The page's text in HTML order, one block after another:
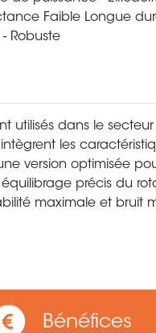
Faible Longue
Robuste
utilisés dans le
les
version optimisée
précis du
maximale et bruit
Bénéfices